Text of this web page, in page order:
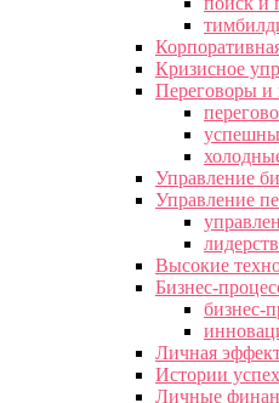
Кризисное
Переговоры и
Управление
Управление
Высокие
Бизнес-
бизнес-
Личная
Истории
Личные